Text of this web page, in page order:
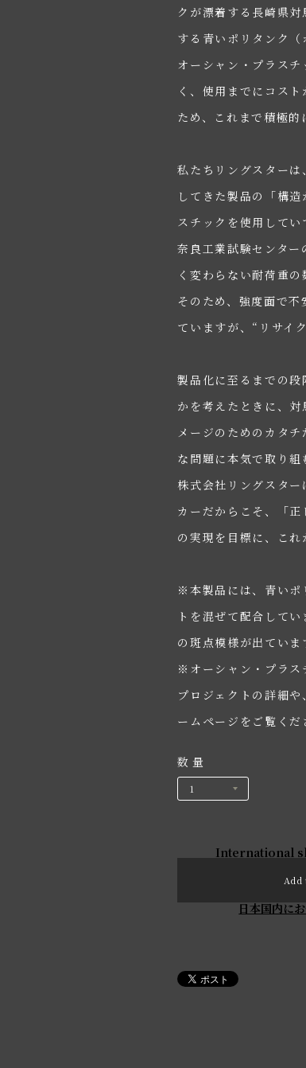
クが漂着する長崎県
する青いポリタンク（
オーシャン・プラス
く、使用までにコス
ため、これまで積極的
私たちリングスター
してきた製品の「構
スチックを使用してい
奈良工業試験センタ
く変わらない耐荷重の
そのため、強度面で
ていますが、“リサイ
製品化に至るまでの
かを考えたときに、
メージのためのカタ
な問題に本気で取り組
株式会社リングスタ
カーだからこそ、「
の実現を目標に、これ
※本製品には、青いポ
トを混ぜて配合して
の斑点模様が出ていま
※オーシャン・プラス
プロジェクトの詳細
ームページをご覧くだ
数量
International
日本国内に